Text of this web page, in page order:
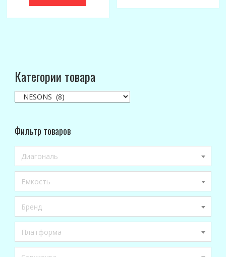
Категории товара
Фильтр товаров
Диагональ
Ёмкость
Бренд
Платформа